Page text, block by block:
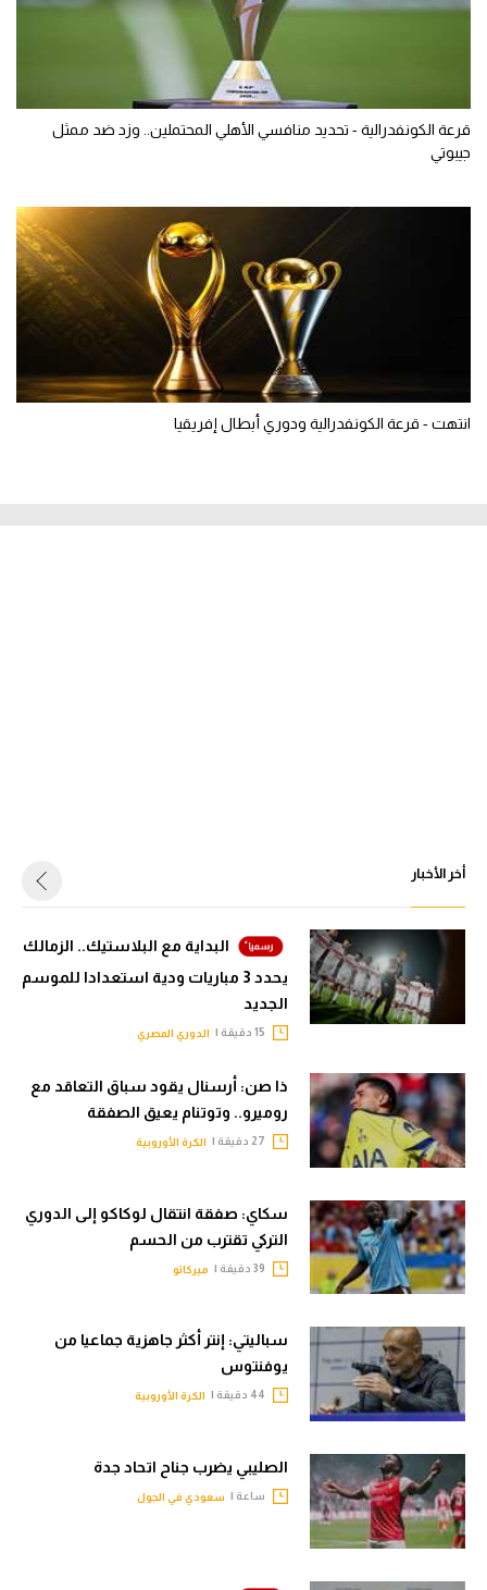
قرعة الكونفدرالية - تحديد منافسي الأهلي المحتملين.. وزد ضد ممثل
جيبوتي
انتهت - قرعة الكونفدرالية ودوري أبطال إفريقيا
أخر الأخبار
البداية مع البلاستيك.. الزمالك
يحدد 3 مباريات ودية استعدادا للموسم
الجديد
الدوري المصري
ذا صن: أرسنال يقود سباق التعاقد مع
روميرو.. وتوتنام يعيق الصفقة
الكرة الأوروبية
سكاي: صفقة انتقال لوكاكو إلى الدوري
التركي تقترب من الحسم
ميركاتو
سباليتي: إنتر أكثر جاهزية جماعيا من
يوفنتوس
الكرة الأوروبية
الصليبي يضرب جناح اتحاد جدة
ساعة | سعودي في الجول